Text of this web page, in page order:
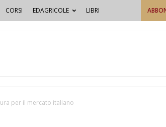
CORSI EDAGRICOLE LIBRI
per il mercato italiano